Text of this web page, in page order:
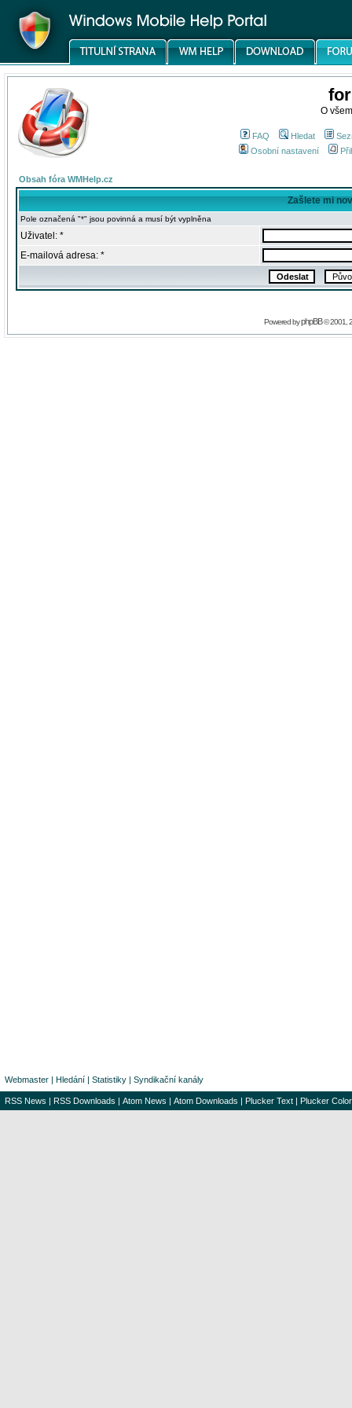
O
FAQ Hledat
Osobní nastavení
Obsah fóra WMHelp.cz
Zašlete mi
Pole označená "*" jsou povinná a musí být vyplněna
Uživatel: *
E-mailová adresa: *
Powered byphpBB© 2001,
Webmaster | Hledání | Statistiky | Syndikační kanály
RSS News | RSS Downloads | Atom News | Atom Downloads | Plucker Text | Plucker Color